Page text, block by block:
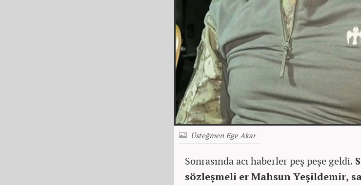
Üsteğmen Ege Akar
Sonrasında acı haberler peş peşe geldi.
sözleşmeli er Mahsun Yeşildemir,